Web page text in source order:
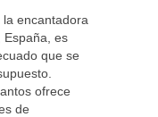
encantadora
España, es
que se
ofrece
de